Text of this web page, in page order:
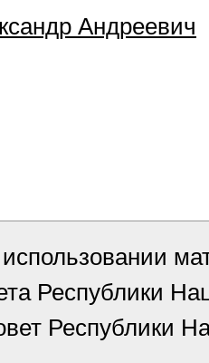
Андреевич
Республики
Республики